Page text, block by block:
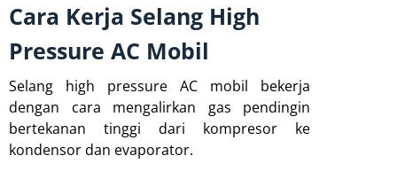
Cara Kerja Selang High
Pressure AC Mobil
Selang high pressure AC mobil bekerja
dengan cara mengalirkan gas pendingin
bertekanan tinggi dari kompresor ke
kondensor dan evaporator.